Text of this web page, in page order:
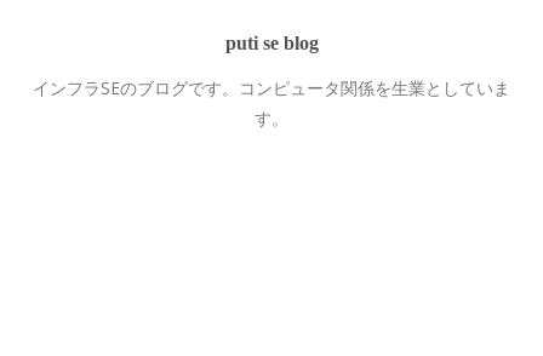
puti se blog
インフラSEのブログです。コンピュータ関係を生業としていま
す。